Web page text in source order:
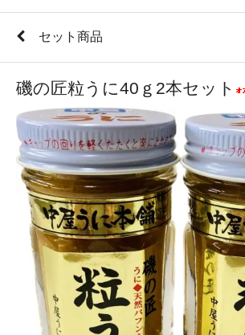
セット商品
磯の匠粒うに40ｇ2本セット